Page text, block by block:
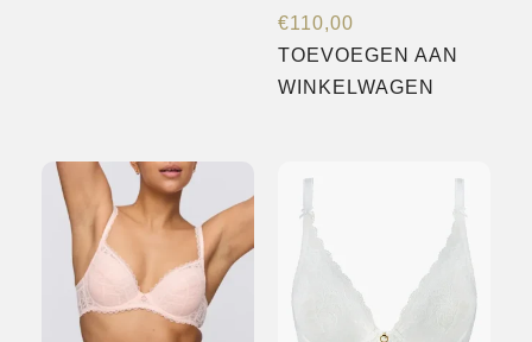
optie
kan
gekozen
worden
op
de
€110,00
TOEVOEGEN AAN
WINKELWAGEN